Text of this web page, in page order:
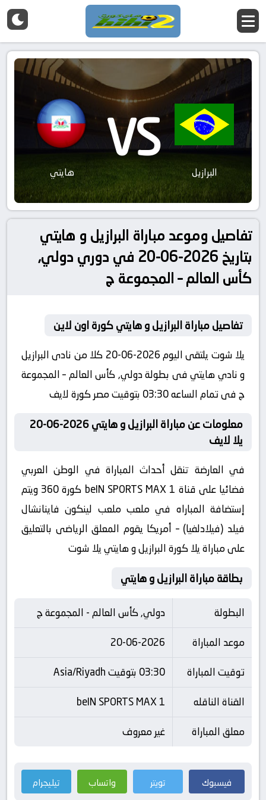
البرازيل VS هايتي
تفاصيل وموعد مباراة البرازيل و هايتي
بتاريخ 2026-06-20 في دوري دولي,
كأس العالم – المجموعة ج
تفاصيل مباراة البرازيل و هايتي كورة اون لاين
يلا شوت يلتقى اليوم 2026-06-20 كلا من نادى البرازيل
و نادي هايتي فى بطولة دولي, كأس العالم – المجموعة
ج فى تمام الساعه 03:30 بتوقيت مصر كورة لايف
معلومات عن مباراة البرازيل و هايتي 2026-06-20
يلا لايف
في العارضة تنقل أحداث المباراة في الوطن العربي
فضائيا على قناة beIN SPORTS MAX 1 كورة 360 ويتم
إستضافة المباراه في ملعب ملعب لينكون فاينانشال
فيلد (فيلادلفيا) – أمريكا يقوم المعلق الرياضى بالتعليق
على مباراة يلا كورة البرازيل و هايتي يلا شوت
بطاقة مباراة البرازيل و هايتي
البطولة
دولي, كأس العالم - المجموعة ج
موعد المباراة
20-06-2026
توقيت المباراة
03:30 بتوقيت Asia/Riyadh
القناة الناقله
beIN SPORTS MAX 1
معلق المباراة
غير معروف
فيسبوك تويتر واتساب تيليجرام